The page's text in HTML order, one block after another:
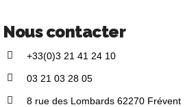
Nous contacter
+33(0)3 21 41 24 10
03 21 03 28 05
8 rue des Lombards 62270 Frévent